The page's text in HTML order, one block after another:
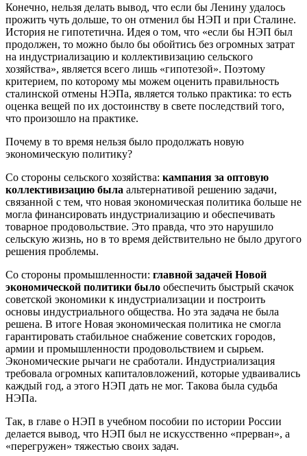
Конечно, нельзя делать вывод, что если бы Ленину удалось
прожить чуть дольше, то он отменил бы НЭП и при Сталине.
История не гипотетична. Идея о том, что «если бы НЭП был
продолжен, то можно было бы обойтись без огромных затрат
на индустриализацию и коллективизацию сельского
хозяйства», является всего лишь «гипотезой». Поэтому
критерием, по которому мы можем оценить правильность
сталинской отмены НЭПа, является только практика: то есть
оценка вещей по их достоинству в свете последствий того,
что произошло на практике.
Почему в то время нельзя было продолжать новую
экономическую политику?
Со стороны сельского хозяйства: кампания за оптовую
коллективизацию была альтернативой решению задачи,
связанной с тем, что новая экономическая политика больше не
могла финансировать индустриализацию и обеспечивать
товарное продовольствие. Это правда, что это нарушило
сельскую жизнь, но в то время действительно не было другого
решения проблемы.
Со стороны промышленности: главной задачей Новой
экономической политики было обеспечить быстрый скачок
советской экономики к индустриализации и построить
основы индустриального общества. Но эта задача не была
решена. В итоге Новая экономическая политика не смогла
гарантировать стабильное снабжение советских городов,
армии и промышленности продовольствием и сырьем.
Экономические рычаги не сработали. Индустриализация
требовала огромных капиталовложений, которые удваивались
каждый год, а этого НЭП дать не мог. Такова была судьба
НЭПа.
Так, в главе о НЭП в учебном пособии по истории России
делается вывод, что НЭП был не искусственно «прерван», а
«перегружен» тяжестью своих задач.